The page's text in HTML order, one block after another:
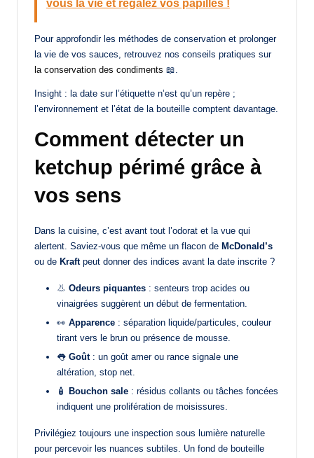
vous la vie et régalez vos papilles !
Pour approfondir les méthodes de conservation et prolonger
la vie de vos sauces, retrouvez nos conseils pratiques sur
la conservation des condiments 📖.
Insight : la date sur l’étiquette n’est qu’un repère ;
l’environnement et l’état de la bouteille comptent davantage.
Comment détecter un
ketchup périmé grâce à
vos sens
Dans la cuisine, c’est avant tout l’odorat et la vue qui
alertent. Saviez-vous que même un flacon de McDonald’s
ou de Kraftpeut donner des indices avant la date inscrite ?
👃 Odeurs piquantes : senteurs trop acides ou
vinaigrées suggèrent un début de fermentation.
👀 Apparence : séparation liquide/particules, couleur
tirant vers le brun ou présence de mousse.
👅 Goût: un goût amer ou rance signale une
altération, stop net.
🧴
Bouchon sale : résidus collants ou tâches foncées
indiquent une prolifération de moisissures.
Privilégiez toujours une inspection sous lumière naturelle
pour percevoir les nuances subtiles. Un fond de bouteille